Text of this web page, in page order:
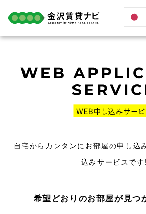
自宅からカンタンにお部屋の申し込
込みサービスです!
希望どおりのお部屋が見つ